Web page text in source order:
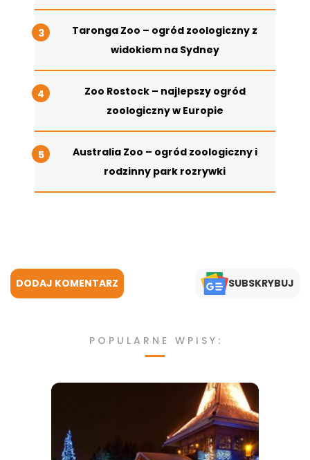
Taronga Zoo – ogród zoologiczny z
widokiem na Sydney
Zoo Rostock – najlepszy ogród
zoologiczny w Europie
Australia Zoo – ogród zoologiczny i
rodzinny park rozrywki
DODAJ KOMENTARZ SUBSKRYBUJ
POPULARNE WPISY: